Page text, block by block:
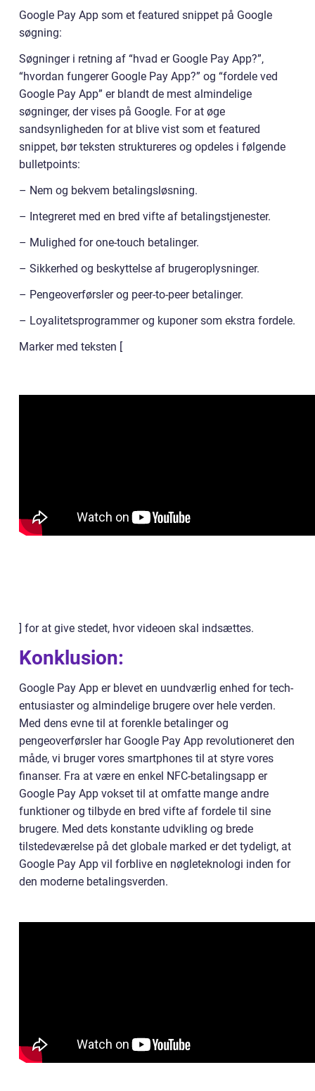
Google Pay App som et featured snippet på Google
søgning:
Søgninger i retning af “hvad er Google Pay App?”,
“hvordan fungerer Google Pay App?” og “fordele ved
Google Pay App” er blandt de mest almindelige
søgninger, der vises på Google. For at øge
sandsynligheden for at blive vist som et featured
snippet, bør teksten struktureres og opdeles i følgende
bulletpoints:
– Nem og bekvem betalingsløsning.
– Integreret med en bred vifte af betalingstjenester.
– Mulighed for one-touch betalinger.
– Sikkerhed og beskyttelse af brugeroplysninger.
– Pengeoverførsler og peer-to-peer betalinger.
– Loyalitetsprogrammer og kuponer som ekstra fordele.
Marker med teksten [
] for at give stedet, hvor videoen skal indsættes.
Konklusion:
Google Pay App er blevet en uundværlig enhed for tech-
entusiaster og almindelige brugere over hele verden.
Med dens evne til at forenkle betalinger og
pengeoverførsler har Google Pay App revolutioneret den
måde, vi bruger vores smartphones til at styre vores
finanser. Fra at være en enkel NFC-betalingsapp er
Google Pay App vokset til at omfatte mange andre
funktioner og tilbyde en bred vifte af fordele til sine
brugere. Med dets konstante udvikling og brede
tilstedeværelse på det globale marked er det tydeligt, at
Google Pay App vil forblive en nøgleteknologi inden for
den moderne betalingsverden.